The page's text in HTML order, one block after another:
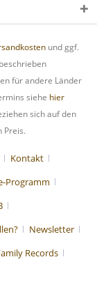
und ggf.
für andere Länder
siehe hier
sich auf den
Preis.
Kontakt
Programm
Newsletter
Records